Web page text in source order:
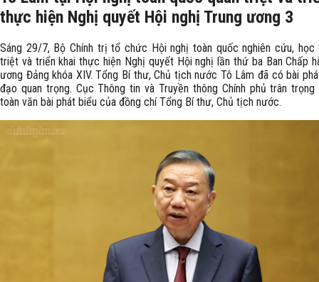
thực hiện Nghị quyết Hội nghị Trung ương 3
Sáng 29/7, Bộ Chính trị tổ chức Hội nghị toàn quốc nghiên cứu, học
triệt và triển khai thực hiện Nghị quyết Hội nghị lần thứ ba Ban Chấp
ương Đảng khóa XIV. Tổng Bí thư, Chủ tịch nước Tô Lâm đã có bài
đạo quan trọng. Cục Thông tin và Truyền thông Chính phủ trân trọng
toàn văn bài phát biểu của đồng chí Tổng Bí thư, Chủ tịch nước.